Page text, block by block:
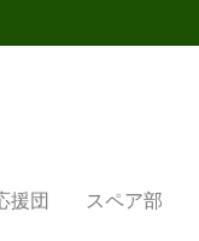
援団 スペア部